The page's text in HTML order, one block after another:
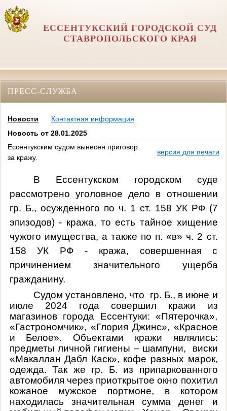
ЕССЕНТУКСКИЙ ГОРОДСКОЙ СУД
СТАВРОПОЛЬСКОГО КРАЯ
ПРЕСС-СЛУЖБА
Новости
Контактная информация
Новость от 28.01.2025
Ессентукским судом вынесен приговор
за кражу.
версия для печати
В Ессентукском городском суде
рассмотрено уголовное дело в отношении
гр. Б., осужденного по ч. 1 ст. 158 УК РФ (7
эпизодов) - кража, то есть тайное хищение
чужого имущества, а также по п. «в» ч. 2 ст.
158 УК РФ - кража, совершенная с
причинением значительного ущерба
гражданину.
Судом установлено, что гр. Б., в июне и
июле 2024 года совершил кражи из
магазинов города Ессентуки: «Пятерочка»,
«Гастрономчик», «Глория Джинс», «Красное
и Белое». Объектами кражи являлись:
предметы личной гигиены – шампуни, виски
«Макаллан Дабл Каск», кофе разных марок,
одежда. Так же гр. Б. из припаркованного
автомобиля через приоткрытое окно похитил
кожаное мужское портмоне, в котором
находилась значительная сумма денег и